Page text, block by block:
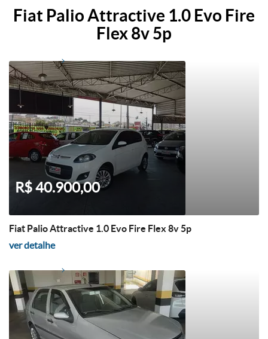
Fiat Palio Attractive 1.0 Evo Fire
Flex 8v 5p
R$ 40.900,00
Fiat Palio Attractive 1.0 Evo Fire Flex 8v 5p
ver detalhe